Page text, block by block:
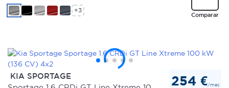
Comparar
+3
KIA SPORTAGE
254 €/mes